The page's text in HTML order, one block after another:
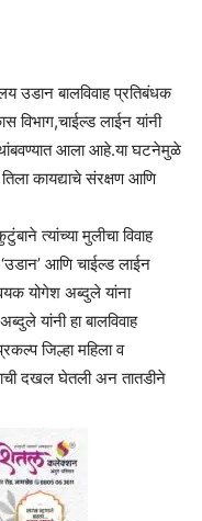
उडान बालविवाह प्रतिबंधक
विभाग,चाईल्ड लाईन यांनी
थांबवण्यात आला आहे.या घटनेमुळे
कायद्याचे संरक्षण आणि
त्यांच्या मुलीचा विवाह
‘उडान’ आणि चाईल्ड लाईन
योगेश अब्दुले यांना
यांनी हा बालविवाह
जिल्हा महिला व
दखल घेतली अन तातडीने